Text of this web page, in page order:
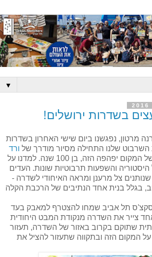
▼
בשדרות ירושלים!
מרטון, נפגשנו ביום שישי האחרון בשדרות
השרבוט שלנו התחילה מסיור מודרך של ורד
על ההיסטוריה של המקום יפהפה הזה, בן 100 שנה. למדנו על
והשפעות תרבוטיות שונות. העדים
צל מרענן ומראה האיחודי לשדרה -
בגלל בנית אחד הנתיבים של הרכבת הקלה
סקצ'ס תל אביב שמחו להצטרף למאבק בעד
צייר את השדרה מנקודת המבט היחודית
שתוקם בקרוב באזור של השדרה, תעזור
המקום הזה ובתקווה שתעזור להציל את